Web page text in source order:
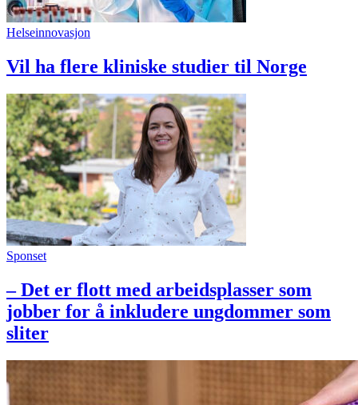
Helseinnovasjon
Vil ha flere kliniske studier til Norge
Sponset
– Det er flott med arbeidsplasser som
jobber for å inkludere ungdommer som
sliter